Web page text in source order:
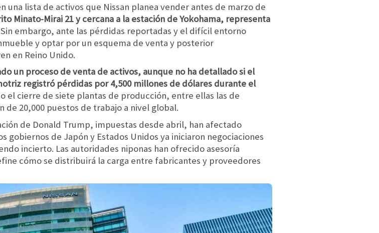
una lista de activos que Nissan planea vender antes de marzo de
Minato-Mirai 21 y cercana a la estación de Yokohama, representa
Sin embargo, ante las pérdidas reportadas y el difícil entorno
y optar por un esquema de venta y posterior
en Reino Unido.
un proceso de venta de activos, aunque no ha detallado si el
registró pérdidas por 4,500 millones de dólares durante el
el cierre de siete plantas de producción, entre ellas las de
de 20,000 puestos de trabajo a nivel global.
de Donald Trump, impuestas desde abril, han afectado
gobiernos de Japón y Estados Unidos ya iniciaron negociaciones
incierto. Las autoridades niponas han ofrecido asesoría
cómo se distribuirá la carga entre fabricantes y proveedores